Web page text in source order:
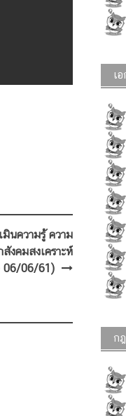
มินความรู้ ความ
งคมสงเคราะห์
06/06/61)
เ
ก